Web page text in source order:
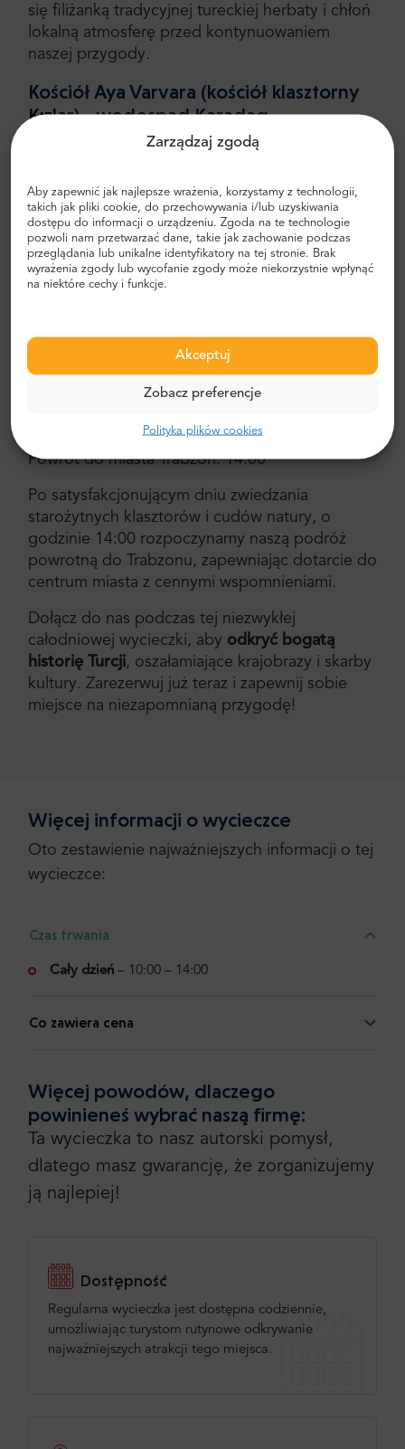
Zarządzaj zgodą
Aby zapewnić jak najlepsze wrażenia, korzystamy z technologii,
takich jak pliki cookie, do przechowywania i/lub uzyskiwania
dostępu do informacji o urządzeniu. Zgoda na te technologie
pozwoli nam przetwarzać dane, takie jak zachowanie podczas
przeglądania lub unikalne identyfikatory na tej stronie. Brak
wyrażenia zgody lub wycofanie zgody może niekorzystnie wpłynąć
na niektóre cechy i funkcje.
Akceptuj
Zobacz preferencje
Polityka plików cookies
się filiżanką tradycyjnej tureckiej herbaty i chłoń
lokalną atmosferę przed kontynuowaniem
naszej przygody.
Kościół Aya Varvara (kościół klasztorny
Kızlar) - wodospad Karadag
Naszym następnym celem jest oszałamiający
klasztorny Kızlar. Uchwyć niezapomniane chwile,
robiąc sobie przerwę na zdjęcia w pobliżu
imponującego wodospadu Karadag, jednego z
najszybciej płynących wodospadów na świecie.
Czas wolny nad rzekami Cosandere -
Zanurz się w spokoju rzek Cosandere, gdzie
możesz się zrelaksować i odprężyć na łonie
natury. Ciesz się pysznym lunchem, aby
zatankować paliwo na resztę dnia przygód.
Powrót do miasta Trabzon: 14:00
Po satysfakcjonującym dniu zwiedzania
starożytnych klasztorów i cudów natury, o
godzinie 14:00 rozpoczynamy naszą podróż
powrotną do Trabzonu, zapewniając dotarcie do
centrum miasta z cennymi wspomnieniami.
Dołącz do nas podczas tej niezwykłej
całodniowej wycieczki, aby odkryć bogatą
historię Turcji, oszałamiające krajobrazy i skarby
kultury. Zarezerwuj już teraz i zapewnij sobie
miejsce na niezapomnianą przygodę!
Więcej informacji o wycieczce
Oto zestawienie najważniejszych informacji o tej
wycieczce:
Czas trwania
Cały dzień – 10:00 – 14:00
Co zawiera cena
Więcej powodów, dlaczego
powinieneś wybrać naszą firmę:
Ta wycieczka to nasz autorski pomysł,
dlatego masz gwarancję, że zorganizujemy
ją najlepiej!
Dostępność
Regularna wycieczka jest dostępna codziennie,
umożliwiając turystom rutynowe odkrywanie
najważniejszych atrakcji tego miejsca.